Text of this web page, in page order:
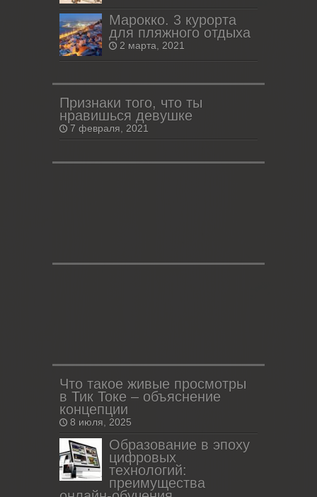
Марокко. 3 курорта
для пляжного отдыха
2 марта, 2021
Признаки того, что ты
нравишься девушке
7 февраля, 2021
Что такое живые просмотры
в Тик Токе – объяснение
концепции
8 июля, 2025
Образование в эпоху
цифровых
технологий:
преимущества